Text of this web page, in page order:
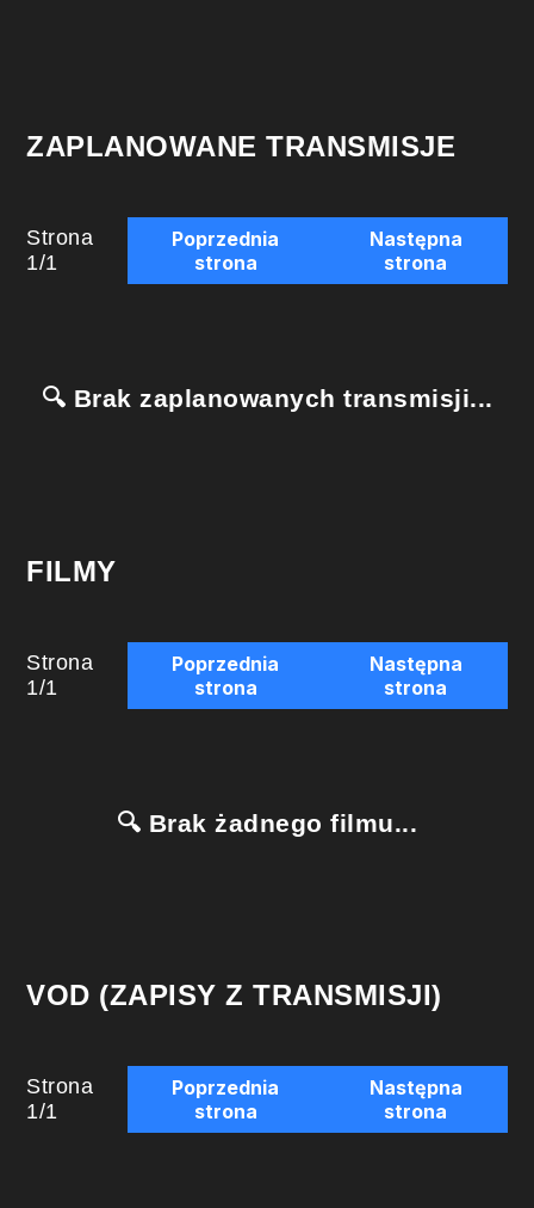
ZAPLANOWANE TRANSMISJE
Strona
1/1
Poprzednia
strona
Następna
strona
🔍 Brak zaplanowanych transmisji...
FILMY
Strona
1/1
Poprzednia
strona
Następna
strona
🔍 Brak żadnego filmu...
VOD (ZAPISY Z TRANSMISJI)
Strona
1/1
Poprzednia
strona
Następna
strona